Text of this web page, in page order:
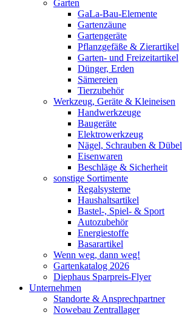
Garten
GaLa-Bau-Elemente
Gartenzäune
Gartengeräte
Pflanzgefäße & Zierartikel
Garten- und Freizeitartikel
Dünger, Erden
Sämereien
Tierzubehör
Werkzeug, Geräte & Kleineisen
Handwerkzeuge
Baugeräte
Elektrowerkzeug
Nägel, Schrauben & Dübel
Eisenwaren
Beschläge & Sicherheit
sonstige Sortimente
Regalsysteme
Haushaltsartikel
Bastel-, Spiel- & Sport
Autozubehör
Energiestoffe
Basarartikel
Wenn weg, dann weg!
Gartenkatalog 2026
Diephaus Sparpreis-Flyer
Unternehmen
Standorte & Ansprechpartner
Nowebau Zentrallager